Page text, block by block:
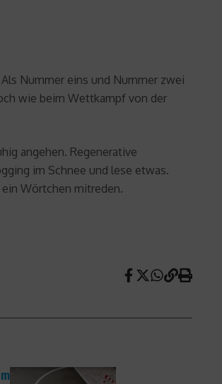
Nummer eins und Nummer zwei
wie beim Wettkampf von der
angehen. Regenerative
im Schnee und lese etwas.
Wörtchen mitreden.